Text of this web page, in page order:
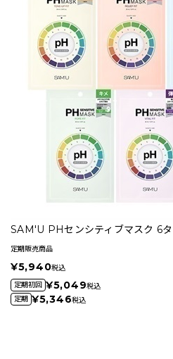
SAM'U PHセンシティブマスク 6
定期販売商品
¥5,940税込
定期初回 ¥5,049税込
定期 ¥5,346税込